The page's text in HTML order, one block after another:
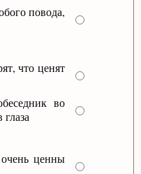
повода,
что ценят
во
ценны